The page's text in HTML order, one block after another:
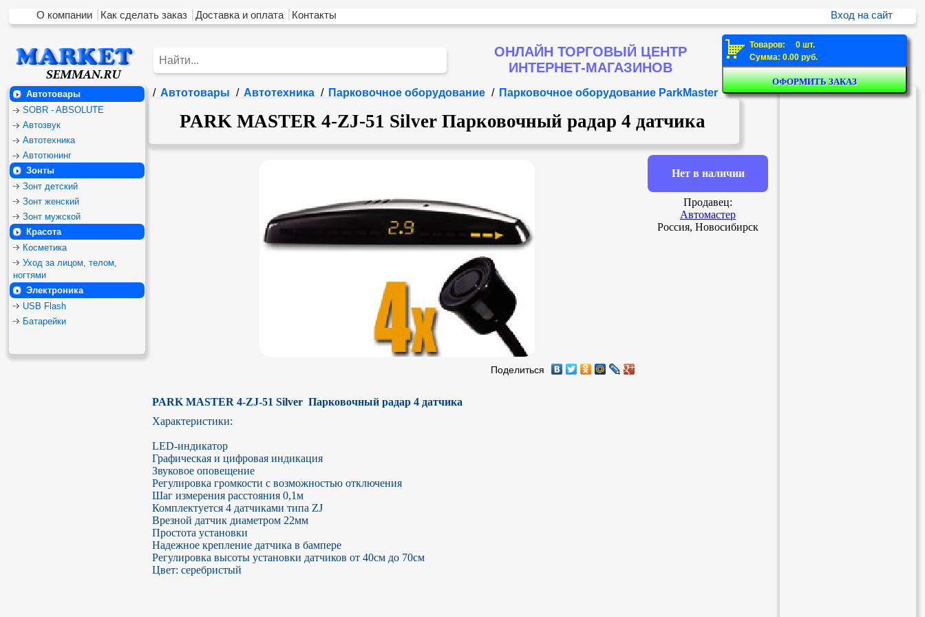
О компании Как сделать заказ Доставка и оплата Контакты Вход на сайт
ОНЛАЙН ТОРГОВЫЙ ЦЕНТР
ИНТЕРНЕТ-МАГАЗИНОВ
Товаров: 0 шт.
Сумма: 0.00 руб.
Автотовары
SOBR - ABSOLUTE
Автозвук
Автотехника
Автотюнинг
Зонты
Зонт детский
Зонт женский
Зонт мужской
Красота
Косметика
Уход за лицом, телом,
ногтями
Электроника
USB Flash
Батарейки
/ Автотовары / Автотехника / Парковочное оборудование / Парковочное оборудование ParkMaster
PARK MASTER 4-ZJ-51 Silver Парковочный радар 4 датчика
Поделиться
PARK MASTER 4-ZJ-51 Silver  Парковочный радар 4 датчика
Характеристики:
LED-индикатор
Графическая и цифровая индикация
Звуковое оповещение
Регулировка громкости с возможностью отключения
Шаг измерения расстояния 0,1м
Комплектуется 4 датчиками типа ZJ
Врезной датчик диаметром 22мм
Простота установки
Надежное крепление датчика в бампере
Регулировка высоты установки датчиков от 40см до 70см
Цвет: серебристый
Нет в наличии
Продавец:
Автомастер
Россия, Новосибирск